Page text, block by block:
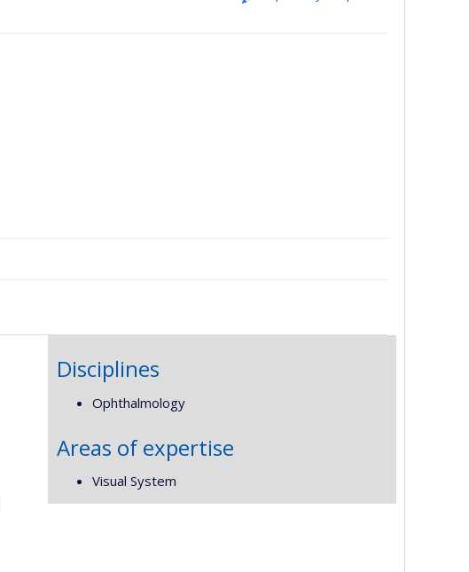
Disciplines
Ophthalmology
Areas of expertise
Visual System